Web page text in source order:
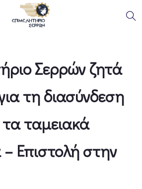
Σερρών ζητά
τη διασύνδεση
ταμειακά
Επιστολή στην